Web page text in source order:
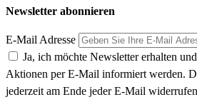
Newsletter abonnieren
E-Mail Adresse
Ja, ich möchte Newsletter erhalten
Aktionen per E-Mail informiert werden.
jederzeit am Ende jeder E-Mail